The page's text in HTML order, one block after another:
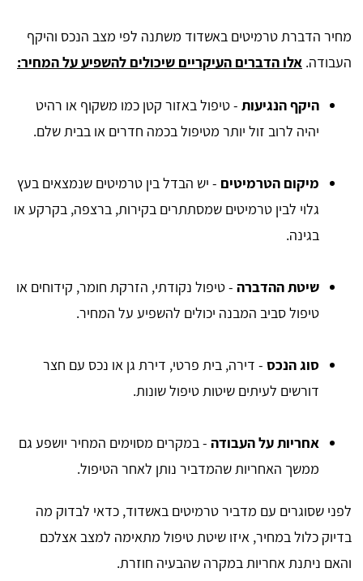
מחיר הדברת טרמיטים באשדוד משתנה לפי מצב הנכס והיקף
העבודה. אלו הדברים העיקריים שיכולים להשפיע על המחיר:
היקף הנגיעות - טיפול באזור קטן כמו משקוף או רהיט
יהיה לרוב זול יותר מטיפול בכמה חדרים או בבית שלם.
מיקום הטרמיטים - יש הבדל בין טרמיטים שנמצאים בעץ
גלוי לבין טרמיטים שמסתתרים בקירות, ברצפה, בקרקע או
בגינה.
שיטת ההדברה - טיפול נקודתי, הזרקת חומר, קידוחים או
טיפול סביב המבנה יכולים להשפיע על המחיר.
סוג הנכס - דירה, בית פרטי, דירת גן או נכס עם חצר
דורשים לעיתים שיטות טיפול שונות.
אחריות על העבודה - במקרים מסוימים המחיר יושפע גם
ממשך האחריות שהמדביר נותן לאחר הטיפול.
לפני שסוגרים עם מדביר טרמיטים באשדוד, כדאי לבדוק מה
בדיוק כלול במחיר, איזו שיטת טיפול מתאימה למצב אצלכם
והאם ניתנת אחריות במקרה שהבעיה חוזרת.